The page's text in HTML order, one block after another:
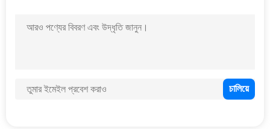
কারপ্লে মাল্টিমিডিয়া ইন্টারফেস